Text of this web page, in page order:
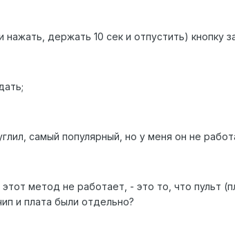
нажать, держать 10 сек и отпустить) кнопку
самый популярный, но у меня он не
метод не работает, - это то, что пульт
и плата были отдельно?